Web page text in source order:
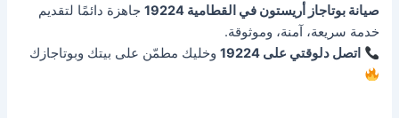
صيانة بوتاجاز أريستون في القطامية 19224
جاهزة دائمًا لتقديم
خدمة سريعة، آمنة، وموثوقة.
اتصل دلوقتي على 19224
وخليك مطمّن على بيتك وبوتاجازك